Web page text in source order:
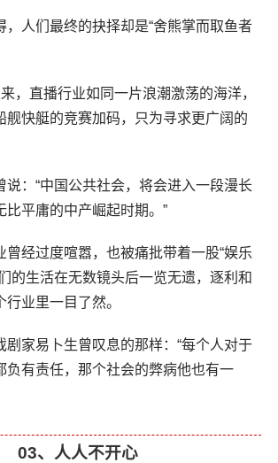
，人们最终的抉择却是“舍熊掌而取鱼者
，直播行业如同一片浪潮激荡的海洋，
舰快艇的竞赛加码，只为寻求更广阔的
说：“中国公共社会，将会进入一段漫长
比平庸的中产崛起时期。”
曾经过度喧嚣，也被痛批带着一股“娱乐
的生活在无数镜头后一览无遗，逐利和
业里一目了然。
剧家易卜生曾叹息的那样：“每个人对于
负有责任，那个社会的弊病他也有一
03、人人不开心